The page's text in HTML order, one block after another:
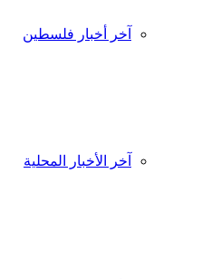
آخر أخبار فلسطين
آخر الأخبار المحلية